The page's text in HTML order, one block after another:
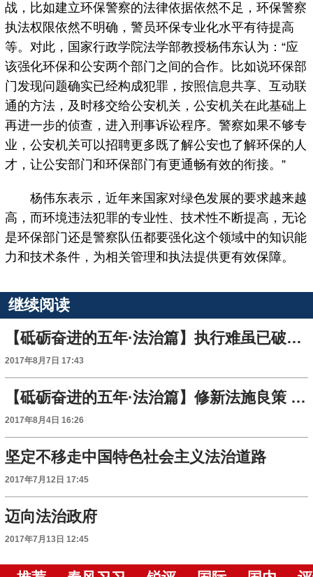
战，比如建立环保警察的法律依据依然不足，环保警察
执法权限依然不明确，警员环保专业化水平有待提高
等。对此，国家行政学院法学部教授杨伟东认为：“应
该强化环保和公安两个部门之间的合作。比如说环保部
门发现问题确实已经构成犯罪，按照信息共享、互动联
通的方法，及时移交给公安机关，公安机关在此基础上
再进一步的侦查，进入刑事诉讼程序。警察如果不够专
业，公安机关可以招聘更多既了解公安也了解环保的人
才，让公安部门和环保部门有更通畅有效的衔接。”
杨伟东表示，近年来国家对绿色发展的要求越来越
高，而环境违法犯罪的专业性、技术性不断提高，无论
是环保部门还是警察队伍都要强化这个领域中的知识能
力和技术条件，为相关管理和执法提供更有效保障。
继续阅读
【砥砺奋进的五年·法治篇】执行难虽已破题 但未来仍需下大力气
2017年8月7日 17:43
【砥砺奋进的五年·法治篇】修新法施良策 为"民告官"铺好路
2017年8月4日 16:26
坚定不移走中国特色社会主义法治道路
2017年7月12日 17:45
迈向法治政府
2017年7月13日 12:45